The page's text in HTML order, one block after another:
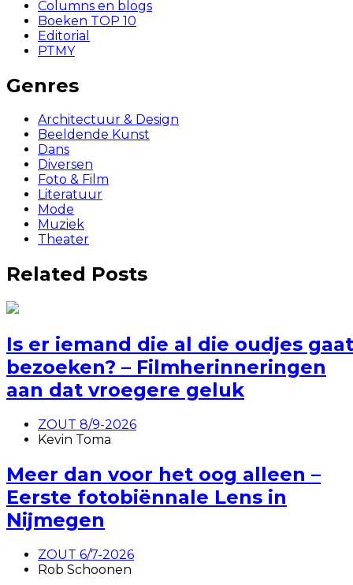
Columns en blogs
Boeken TOP 10
Editorial
PTMY
Genres
Architectuur & Design
Beeldende Kunst
Dans
Diversen
Foto & Film
Literatuur
Mode
Muziek
Theater
Related Posts
Is er iemand die al die oudjes gaat
bezoeken? – Filmherinneringen
aan dat vroegere geluk
ZOUT 8/9-2026
Kevin Toma
Meer dan voor het oog alleen –
Eerste fotobiënnale Lens in
Nijmegen
ZOUT 6/7-2026
Rob Schoonen